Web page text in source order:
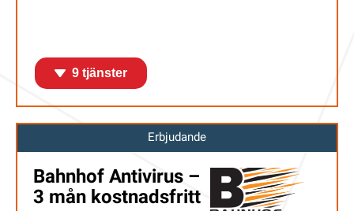
9 tjänster
Erbjudande
Bahnhof Antivirus –
3 mån kostnadsfritt